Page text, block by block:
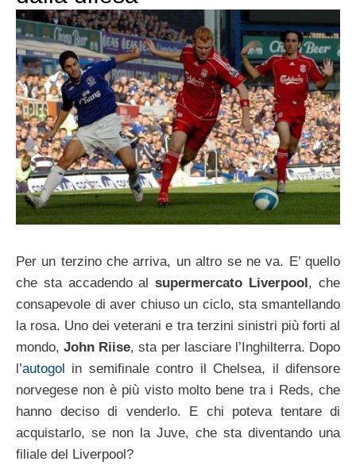
Per un terzino che arriva, un altro se ne va. E’ quello
che sta accadendo alsupermercato Liverpool, che
consapevole di aver chiuso un ciclo, sta smantellando
la rosa. Uno dei veterani e tra terzini sinistri più forti al
mondo,John Riise, sta per lasciare l’Inghilterra. Dopo
l’autogol in semifinale contro il Chelsea, il difensore
norvegese non è più visto molto bene tra i Reds, che
hanno deciso di venderlo. E chi poteva tentare di
acquistarlo, se non la Juve, che sta diventando una
filiale del Liverpool?